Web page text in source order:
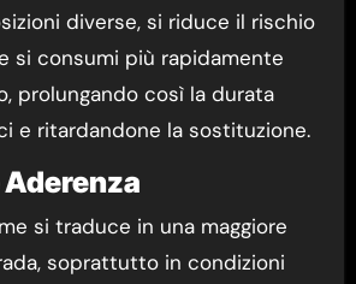
diverse, si riduce il rischio
si consumi più rapidamente
prolungando così la durata
e ritardandone la sostituzione.
si traduce in una maggiore
soprattutto in condizioni